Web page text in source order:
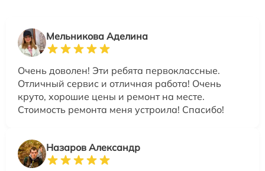
Мельникова Аделина
Очень доволен! Эти ребята первоклассные.
Отличный сервис и отличная работа! Очень
круто, хорошие цены и ремонт на месте.
Стоимость ремонта меня устроила! Спасибо!
Назаров Александр